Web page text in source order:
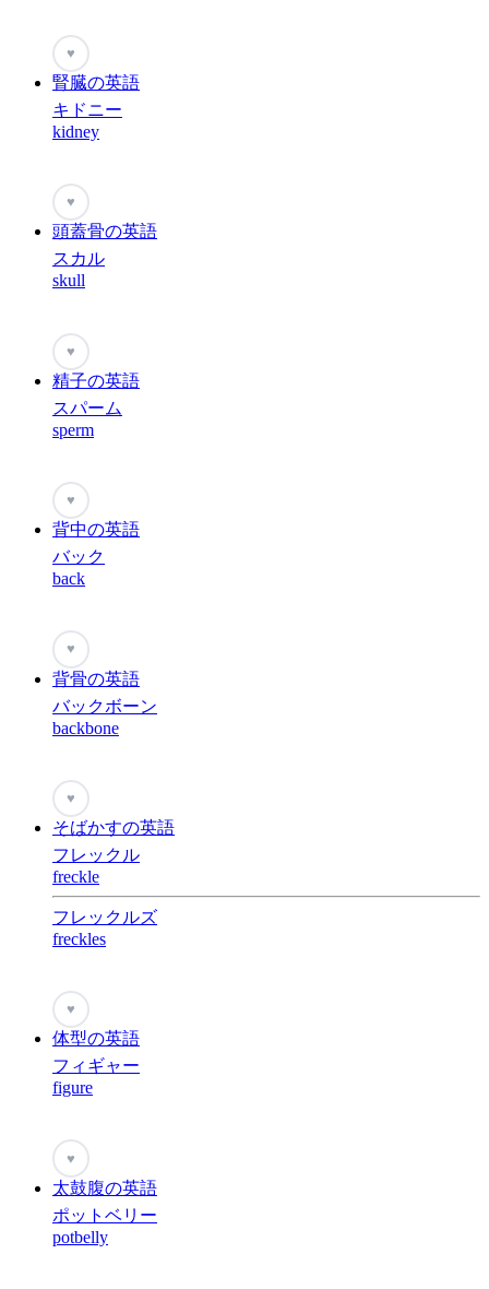
♥
腎臓の英語
キドニー
kidney
♥
頭蓋骨の英語
スカル
skull
♥
精子の英語
スパーム
sperm
♥
背中の英語
バック
back
♥
背骨の英語
バックボーン
backbone
♥
そばかすの英語
フレックル
freckle
フレックルズ
freckles
♥
体型の英語
フィギャー
figure
♥
太鼓腹の英語
ポットベリー
potbelly